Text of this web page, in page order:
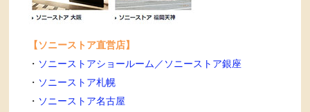
【ソニーストア直営店】
・ ソニーストアショールーム／ソニーストア銀座
・ ソニーストア札幌
・ ソニーストア名古屋